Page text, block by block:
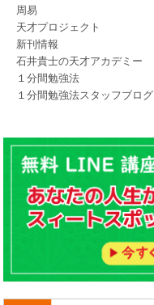
周易
天才プロジェクト
新刊情報
石井貴士の天才アカデミー
１分間勉強法
１分間勉強法スタッフブログ